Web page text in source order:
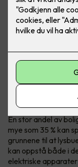
Lysbuefeil
En stor andel av
mye som 35 % kan
grunnene til at
kan oppstå både i
elektriske